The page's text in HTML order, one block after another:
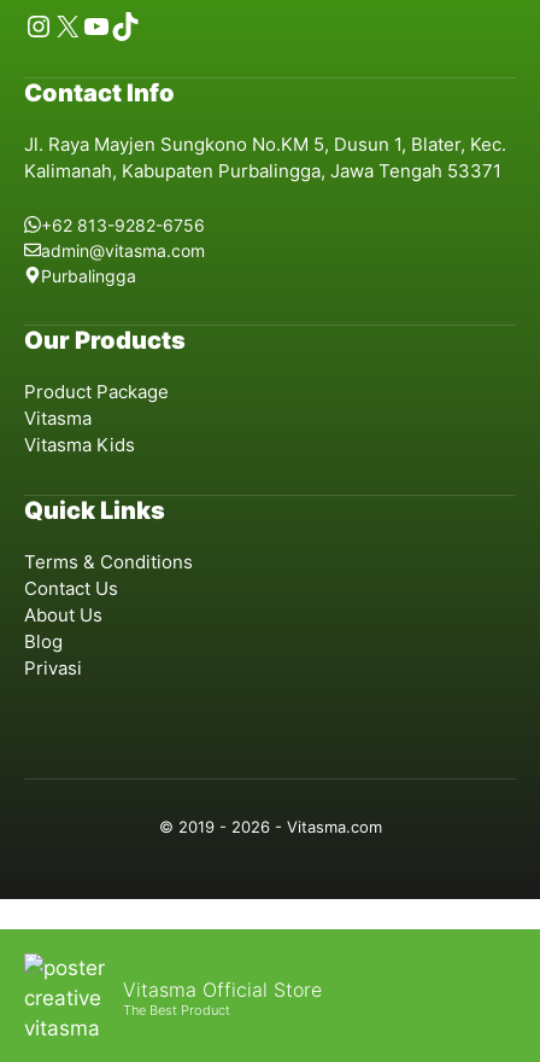
Instagram
X YouTube
TikTok
Contact Info
Jl. Raya Mayjen Sungkono No.KM 5, Dusun 1, Blater, Kec.
Kalimanah, Kabupaten Purbalingga, Jawa Tengah 53371
+62 813-9282-6756
admin@vitasma.com
Purbalingga
Our Products
Product Package
Vitasma
Vitasma Kids
Quick Links
Terms & Conditions
Contact Us
About Us
Blog
Privasi
© 2019 - 2026 - Vitasma.com
Vitasma Official Store
The Best Product